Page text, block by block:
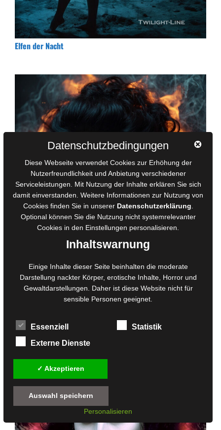
Elfen der Nacht
Datenschutzbedingungen
Diese Webseite verwendet Cookies zur Erhöhung der
Nutzerfreundlichkeit und Anbietung verschiedener
Serviceleistungen. Mit Nutzung der Inhalte erklären Sie sich
damit einverstanden. Weitere Informationen zur Nutzung von
Cookies finden Sie in unserer Datenschutzerklärung
Optional können Sie die Nutzung nicht systemrelevanter
Cookies in den Einstellungen personalisieren.
Inhaltswarnung
Einige Inhalte dieser Seite beinhalten die moderate
Darstellung nackter Körper, erotische Inhalte, Horror und
Gewaltdarstellungen. Daher ist diese Website nicht für
sensible Personen geeignet.
Essenziell
Statistik
Externe Dienste
✓ Akzeptieren
Auswahl speichern
Personalisieren